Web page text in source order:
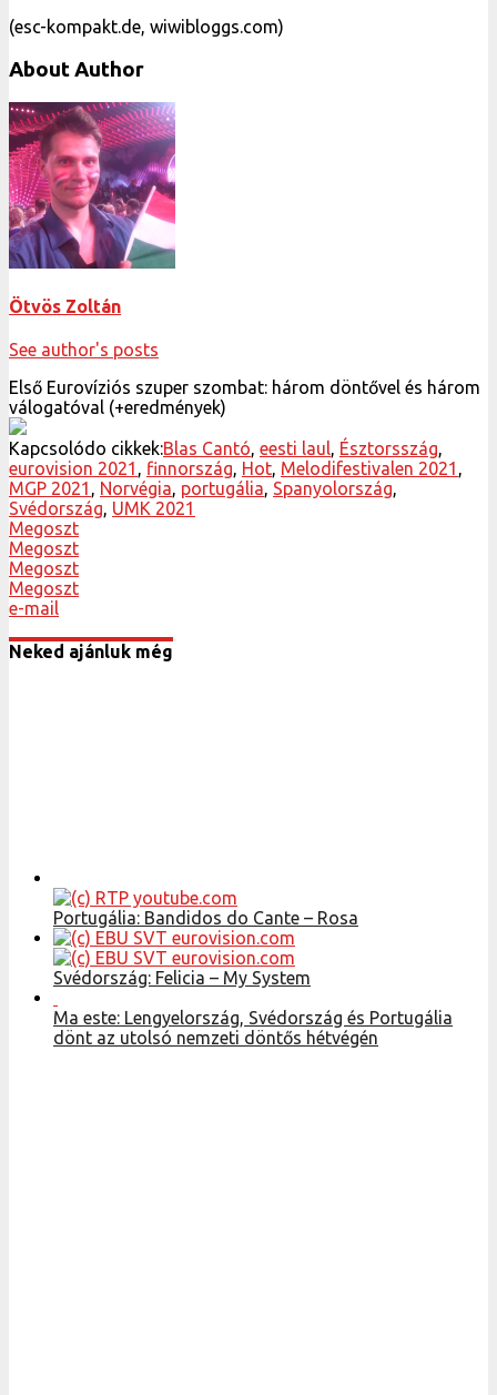
(esc-kompakt.de, wiwibloggs.com)
About Author
Ötvös Zoltán
See author's posts
Első Eurovíziós szuper szombat: három döntővel és három
válogatóval (+eredmények)
Kapcsolódo cikkek:Blas Cantó, eesti laul, Észtorsszág,
eurovision 2021 , finnország, Hot, Melodifestivalen 2021 ,
MGP 2021 , Norvégia, portugália, Spanyolország,
Svédország, UMK 2021
Megoszt
Megoszt
Megoszt
Megoszt
e-mail
Neked ajánluk még
Portugália: Bandidos do Cante – Rosa
Svédország: Felicia – My System
Ma este: Lengyelország, Svédország és Portugália
dönt az utolsó nemzeti döntős hétvégén